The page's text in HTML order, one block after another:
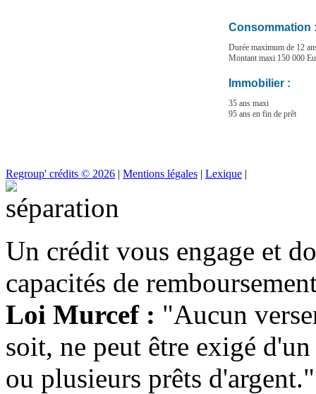
Consommation
Durée maximum de 12
Montant maxi 150 000
Immobilier :
35 ans maxi
95 ans en fin de prêt
Regroup' crédits © 2026 | Mentions légales | Lexique |
Un crédit vous engage et
capacités de
Loi Murcef : "Aucun
soit, ne peut être exigé
ou plusieurs prêts d'argent."